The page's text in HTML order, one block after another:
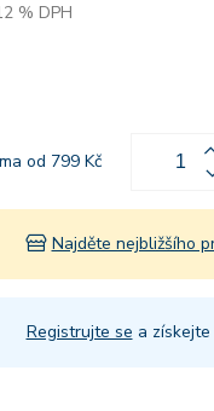
% DPH
od 799 Kč
Najděte nejbližšího
Registrujte se a získejte